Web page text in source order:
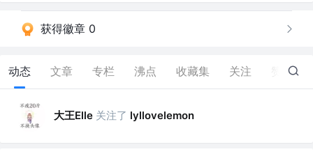
获得徽章 0
动态 文章 专栏 沸点 收藏集 关注 1
大王Elle 关注了 lyllovelemon